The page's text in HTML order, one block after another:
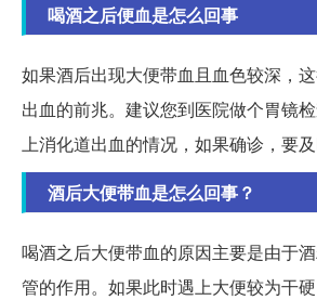
喝酒之后便血是怎么回事
如果酒后出现大便带血且血色较深，
出血的前兆。建议您到医院做个胃镜
上消化道出血的情况，如果确诊，要及
酒后大便带血是怎么回事？
喝酒之后大便带血的原因主要是由于
管的作用。如果此时遇上大便较为干